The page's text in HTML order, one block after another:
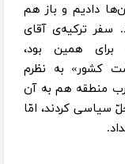
دادیم و باز هم
سفر ترکیه‌ی آقای
همین بود،
کشور» به نظرم
منطقه هم به آن
سیاسی کردند، امّا